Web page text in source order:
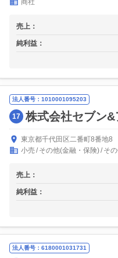
商社
売上：
純利益：
法人番号：1010001095203
17 株式会社セブン
東京都千代田区二番町8番地8
小売
その他(金融・保険) そ
売上：
純利益：
法人番号：6180001031731